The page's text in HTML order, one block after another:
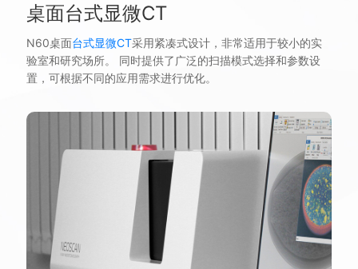
桌面台式显微CT
N60桌面台式显微CT采用紧凑式设计，非常适用于较小的实
验室和研究场所。 同时提供了广泛的扫描模式选择和参数设
置，可根据不同的应用需求进行优化。